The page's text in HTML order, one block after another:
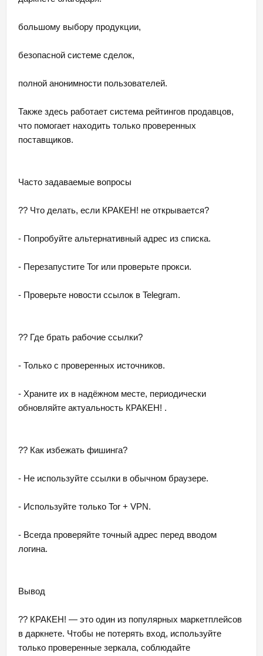
большому выбору продукции,
безопасной системе сделок,
полной анонимности пользователей.
Также здесь работает система рейтингов продавцов,
что помогает находить только проверенных
поставщиков.
Часто задаваемые вопросы
?? Что делать, если КРАКЕН! не открывается?
- Попробуйте альтернативный адрес из списка.
- Перезапустите Tor или проверьте прокси.
- Проверьте новости ссылок в Telegram.
?? Где брать рабочие ссылки?
- Только с проверенных источников.
- Храните их в надёжном месте, периодически
обновляйте актуальность КРАКЕН! .
?? Как избежать фишинга?
- Не используйте ссылки в обычном браузере.
- Используйте только Tor + VPN.
- Всегда проверяйте точный адрес перед вводом
логина.
Вывод
?? КРАКЕН! — это один из популярных маркетплейсов
в даркнете. Чтобы не потерять вход, используйте
только проверенные зеркала, соблюдайте